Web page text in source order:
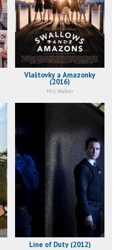
Vlaštovky a Amazonky
(2016)
Mrs. Walker
Line of Duty (2012)